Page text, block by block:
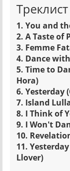
Треклист
1. You and
2. A Taste of
3. Femme
4. Dance
5. Time to
Hora)
6. Yesterday
7. Island
8. I Think of
9. I Won't
10.
11.
Llover)